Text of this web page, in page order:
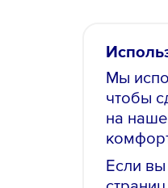
Мы
чтобы
на
Если